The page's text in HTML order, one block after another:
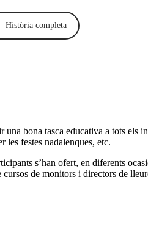
Història completa
bona tasca educativa a tots els
les festes nadalenques, etc.
s’han ofert, en diferents
de monitors i directors de